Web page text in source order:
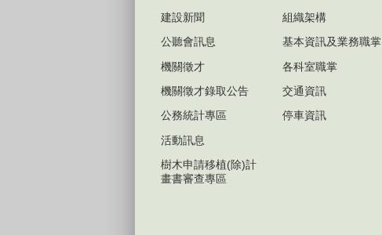
建設新聞
公聽會訊息
機關徵才
機關徵才錄取公告
公務統計專區
活動訊息
樹木申請移植(除)計
畫書審查專區
組織架構
基本資訊及業務職掌
各科室職掌
交通資訊
停車資訊